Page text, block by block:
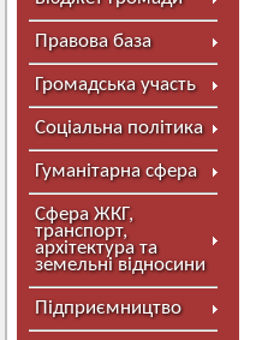
Правова база
Громадська участь
Соціальна політика
Гуманітарна сфера
Сфера ЖКГ,
транспорт,
архітектура та
земельні відносини
Підприємництво